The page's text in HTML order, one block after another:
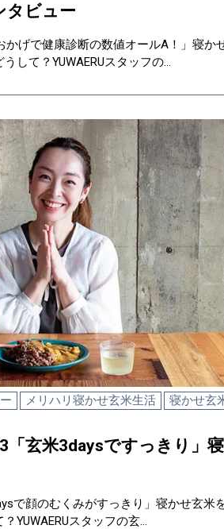
タビュー
かげで健康診断の数値オールA！」寝か
して？YUWAERUスタッフの…
メリハリ寝かせ玄米生活 寝かせ玄
「玄米3daysですっきり」
で顔のむくみがすっきり」寝かせ玄米
YUWAERUスタッフの玄…